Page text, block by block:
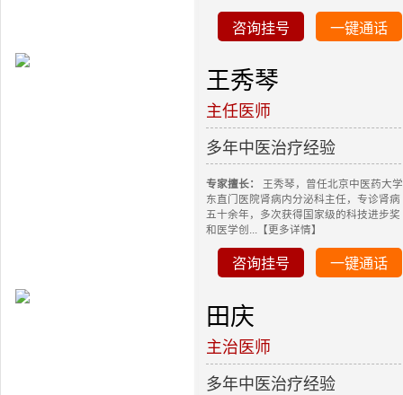
咨询挂号 一键通话
王秀琴
主任医师
多年中医治疗经验
专家擅长：
王秀琴，曾任北京中医药大学
东直门医院肾病内分泌科主任，专诊肾病
五十余年，多次获得国家级的科技进步奖
和医学创...【更多详情】
咨询挂号 一键通话
田庆
主治医师
多年中医治疗经验